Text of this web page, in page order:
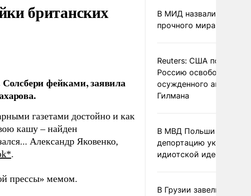
британских
фейками, заявила
газетами достойно и как
кашу – найден
Александр Яковенко,
.
прессы» мемом.
В МИД назвали условия
прочного мира на
Reuters: США
Россию освободить
осужденного
Гилмана
В МВД Польши назвали
депортацию украинцев
идиотской идеей
В Грузии завели дело